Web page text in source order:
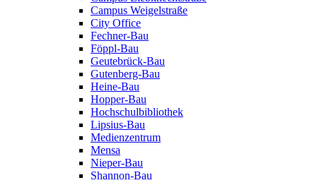
Campus Weigelstraße
City Office
Fechner-Bau
Föppl-Bau
Geutebrück-Bau
Gutenberg-Bau
Heine-Bau
Hopper-Bau
Hochschulbibliothek
Lipsius-Bau
Medienzentrum
Mensa
Nieper-Bau
Shannon-Bau